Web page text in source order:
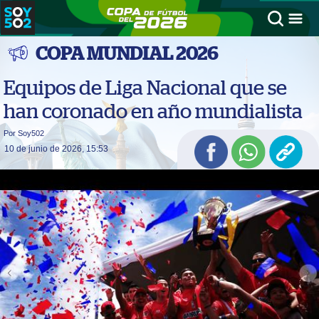
COPA MUNDIAL 2026
Equipos de Liga Nacional que se
han coronado en año mundialista
Por Soy502
10 de junio de 2026, 15:53